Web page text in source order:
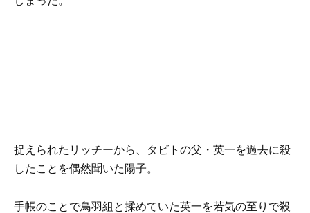
捉えられたリッチーから、タビトの父・英一を過去に殺
したことを偶然聞いた陽子。
手帳のことで鳥羽組と揉めていた英一を若気の至りで殺